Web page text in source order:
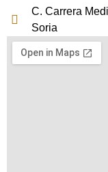
C. Carrera
Soria